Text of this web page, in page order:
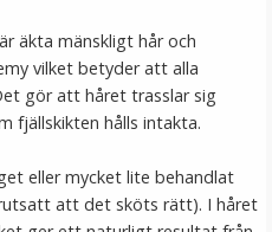
äkta mänskligt hår och
vilket betyder att alla
gör att håret trasslar sig
fjällskikten hålls intakta.
eller mycket lite behandlat
att det sköts rätt). I håret